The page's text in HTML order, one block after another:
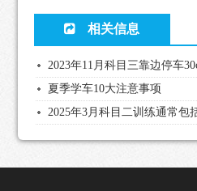
相关信息
2023年11月科目三靠边停车
夏季学车10大注意事项
2025年3月科目二训练通常包